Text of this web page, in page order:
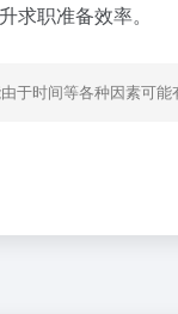
求职准备效率。
于时间等各种因素可